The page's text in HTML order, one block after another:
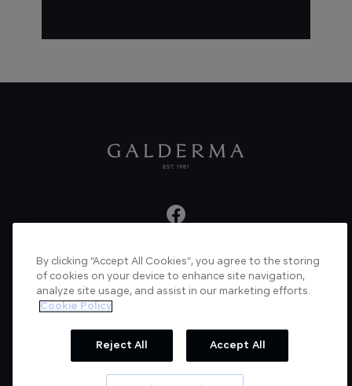
About us Articles News Videos
Verified Certificate Contact us
By clicking “Accept All Cookies”, you agree to the storing
of cookies on your device to enhance site navigation,
analyze site usage, and assist in our marketing efforts.
Cookie Policy
Reject All Accept All